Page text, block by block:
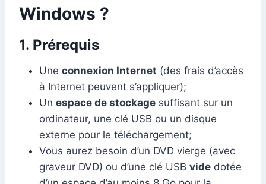
Windows ?
1. Prérequis
Une connexion Internet (des frais d’accès
à Internet peuvent s’appliquer);
Un espace de stockage suffisant sur un
ordinateur, une clé USB ou un disque
externe pour le téléchargement;
Vous aurez besoin d’un DVD vierge (avec
graveur DVD) ou d’une clé USB vide dotée